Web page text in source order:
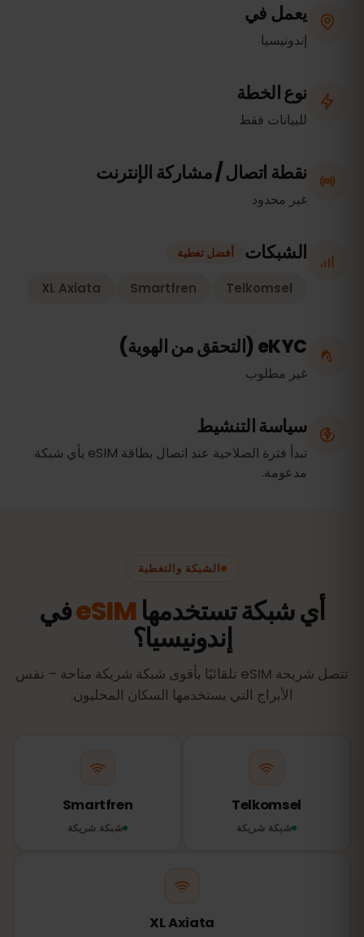
يعمل في
إندونيسيا
نوع الخطة
للبيانات فقط
نقطة اتصال / مشاركة الإنترنت
غير محدود
الشبكات أفضل تغطية
Telkomsel
Smartfren
XL Axiata
eKYC (التحقق من الهوية)
غير مطلوب
سياسة التنشيط
تبدأ فترة الصلاحية عند اتصال بطاقة eSIM بأي شبكة
مدعومة.
الشبكة والتغطية
أي شبكة تستخدمها eSIMفي
إندونيسيا؟
تتصل شريحة eSIM تلقائيًا بأقوى شبكة شريكة متاحة – نفس
الأبراج التي يستخدمها السكان المحليون.
Telkomsel
شبكة شريكة
Smartfren
شبكة شريكة
XL Axiata